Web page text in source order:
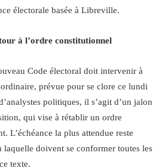
électorale basée à Libreville.
à l’ordre constitutionnel
Code électoral doit intervenir à
prévue pour se clore ce lundi
politiques, il s’agit d’un jalon
qui vise à rétablir un ordre
L’échéance la plus attendue reste
laquelle doivent se conformer toutes les
texte.